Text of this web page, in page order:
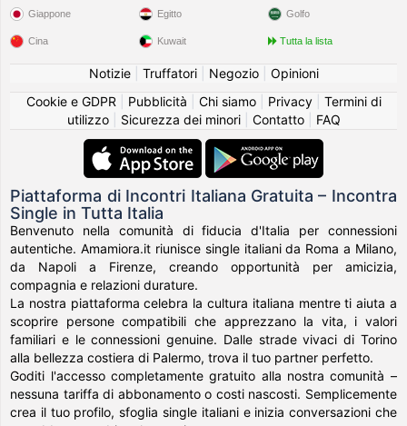
Giappone
Cina
Egitto
Kuwait
Golfo
Tutta la lista
Notizie| Truffatori| Negozio| Opinioni
Cookie e GDPR
Pubblicità Chi siamo| Privacy| Termini di
utilizzo| Sicurezza dei minori| Contatto| FAQ
Piattaforma di Incontri Italiana Gratuita – Incontra
Single in Tutta Italia
Benvenuto nella comunità di fiducia d'Italia per connessioni
autentiche. Amamiora.it riunisce single italiani da Roma a Milano,
da Napoli a Firenze, creando opportunità per amicizia,
compagnia e relazioni durature.
La nostra piattaforma celebra la cultura italiana mentre ti aiuta a
scoprire persone compatibili che apprezzano la vita, i valori
familiari e le connessioni genuine. Dalle strade vivaci di Torino
alla bellezza costiera di Palermo, trova il tuo partner perfetto.
Goditi l'accesso completamente gratuito alla nostra comunità –
nessuna tariffa di abbonamento o costi nascosti. Semplicemente
crea il tuo profilo, sfoglia single italiani e inizia conversazioni che